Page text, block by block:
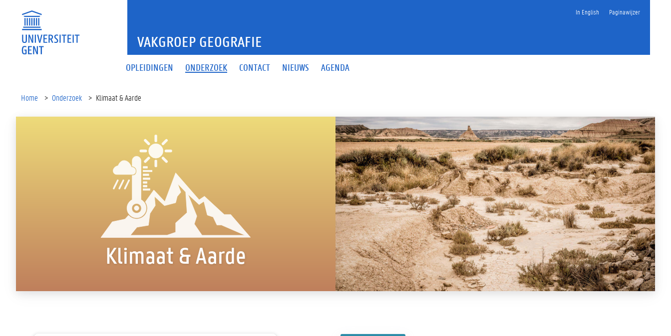
In English Paginawijzer
OPLEIDINGEN ONDERZOEK CONTACT NIEUWS AGENDA
VAKGROEP GEOGRAFIE
Home Onderzoek Klimaat & Aarde
Klimaat & Aarde